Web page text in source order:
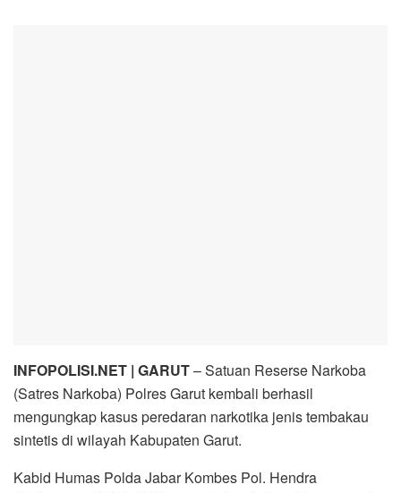
INFOPOLISI.NET | GARUT– Satuan Reserse Narkoba
(Satres Narkoba) Polres Garut kembali berhasil
mengungkap kasus peredaran narkotika jenis tembakau
sintetis di wilayah Kabupaten Garut.
Kabid Humas Polda Jabar Kombes Pol. Hendra